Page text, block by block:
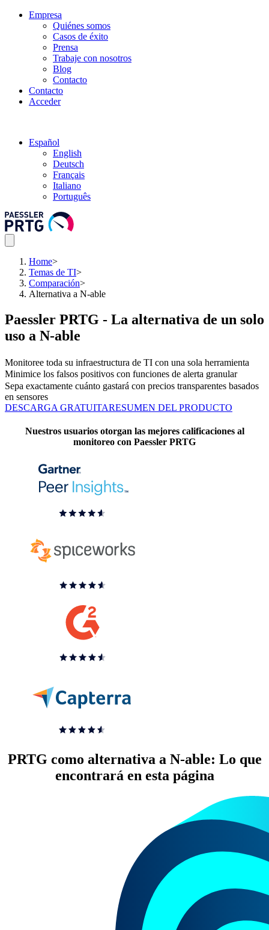
Empresa
Quiénes somos
Casos de éxito
Prensa
Trabaje con nosotros
Blog
Contacto
Contacto
Acceder
Español
English
Deutsch
Français
Italiano
Português
Home>
Temas de TI>
Comparación>
Alternativa a N-able
Paessler PRTG - La alternativa de un solo
uso a N-able
Monitoree toda su infraestructura de TI con una sola herramienta
Minimice los falsos positivos con funciones de alerta granular
Sepa exactamente cuánto gastará con precios transparentes basados
en sensores
DESCARGA GRATUITARESUMEN DEL PRODUCTO
Nuestros usuarios otorgan las mejores calificaciones al
monitoreo con Paessler PRTG
PRTG como alternativa a N-able: Lo que
encontrará en esta página